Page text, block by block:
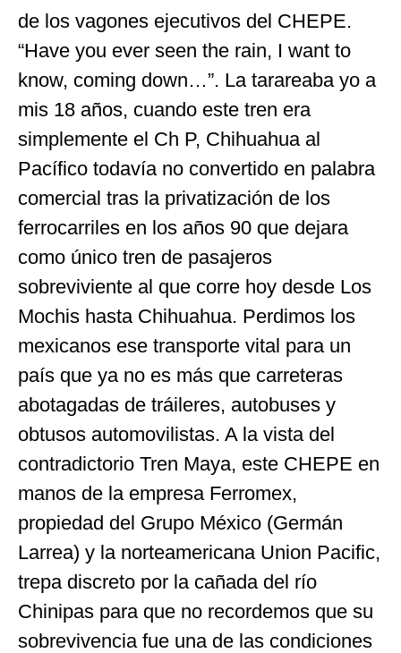
de los vagones ejecutivos del CHEPE.
“Have you ever seen the rain, I want to
know, coming down…”. La tarareaba yo a
mis 18 años, cuando este tren era
simplemente el Ch P, Chihuahua al
Pacífico todavía no convertido en palabra
comercial tras la privatización de los
ferrocarriles en los años 90 que dejara
como único tren de pasajeros
sobreviviente al que corre hoy desde Los
Mochis hasta Chihuahua. Perdimos los
mexicanos ese transporte vital para un
país que ya no es más que carreteras
abotagadas de tráileres, autobuses y
obtusos automovilistas. A la vista del
contradictorio Tren Maya, este CHEPE en
manos de la empresa Ferromex,
propiedad del Grupo México (Germán
Larrea) y la norteamericana Union Pacific,
trepa discreto por la cañada del río
Chinipas para que no recordemos que su
sobrevivencia fue una de las condiciones